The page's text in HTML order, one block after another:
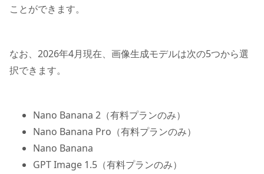
ことができます。
なお、2026年4月現在、画像生成モデルは次の5つから選
択できます。
Nano Banana 2（有料プランのみ）
Nano Banana Pro（有料プランのみ）
Nano Banana
GPT Image 1.5（有料プランのみ）